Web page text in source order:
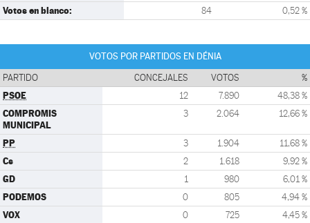
Votos en blanco: 84 0,52 %
VOTOS POR PARTIDOS EN DÉNIA
PARTIDO CONCEJALES VOTOS %
PSOE 12 7.890 48,38 %
COMPROMIS
MUNICIPAL
3 2.064 12,66 %
PP 3 1.904 11,68 %
Cs 2 1.618 9,92 %
GD 1 980 6,01 %
PODEMOS 0 805 4,94 %
VOX 0 725 4,45 %